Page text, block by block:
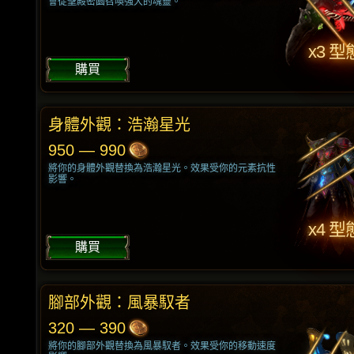
x3 型
購買
身體外觀：浩瀚星光
950 — 990
將你的身體外觀替換為浩瀚星光。效果受你的元素抗性
影響。
x4 型
購買
腳部外觀：風暴馭者
320 — 390
將你的腳部外觀替換為風暴馭者。效果受你的移動速度